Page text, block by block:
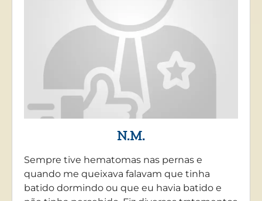
N.M.
Sempre tive hematomas nas pernas e
quando me queixava falavam que tinha
batido dormindo ou que eu havia batido e